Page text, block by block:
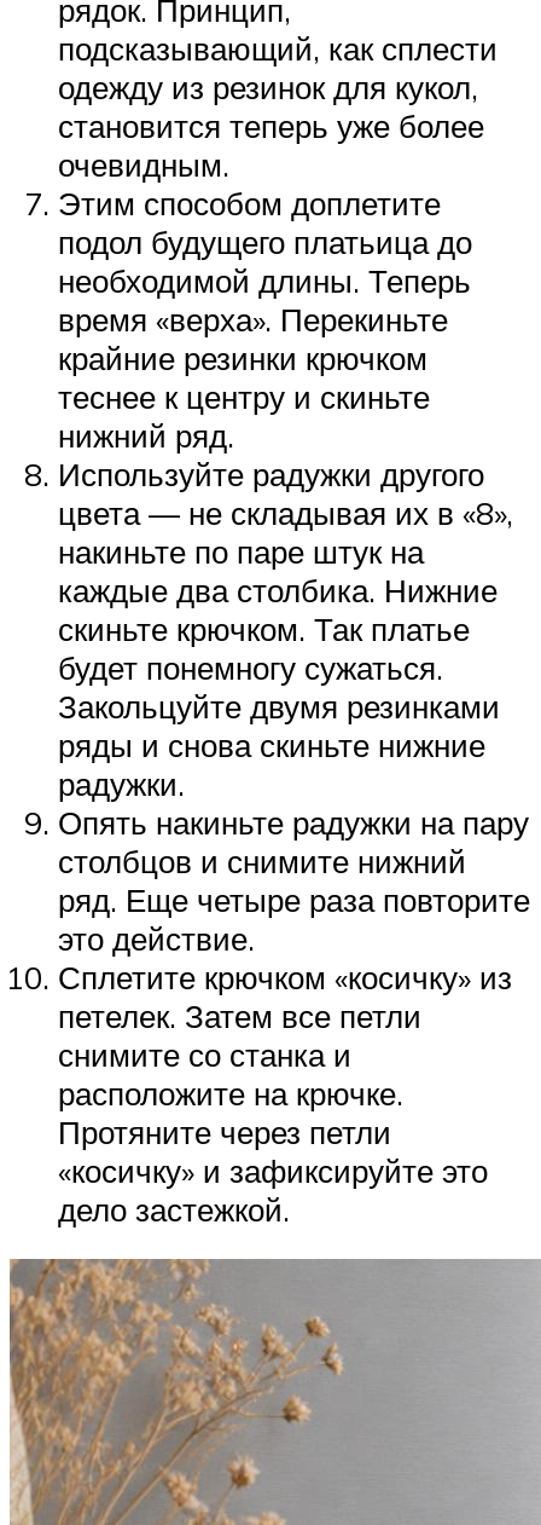
рядок. Принцип,
подсказывающий, как сплести
одежду из резинок для кукол,
становится теперь уже более
очевидным.
Этим способом доплетите
подол будущего платьица до
необходимой длины. Теперь
время «верха». Перекиньте
крайние резинки крючком
теснее к центру и скиньте
нижний ряд.
Используйте радужки другого
цвета — не складывая их в «8»,
накиньте по паре штук на
каждые два столбика. Нижние
скиньте крючком. Так платье
будет понемногу сужаться.
Закольцуйте двумя резинками
ряды и снова скиньте нижние
радужки.
Опять накиньте радужки на пару
столбцов и снимите нижний
ряд. Еще четыре раза повторите
это действие.
Сплетите крючком «косичку» из
петелек. Затем все петли
снимите со станка и
расположите на крючке.
Протяните через петли
«косичку» и зафиксируйте это
дело застежкой.